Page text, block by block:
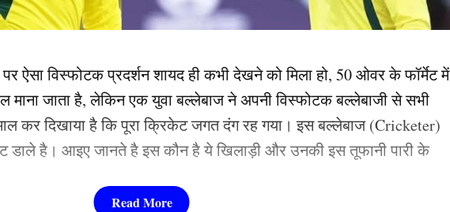
ऐसा विस्फोटक प्रदर्शन शायद ही कभी देखने को मिला हो, 50 ओवर के फॉर्मेट में
माना जाता है, लेकिन एक युवा बल्लेबाज ने अपनी विस्फोटक बल्लेबाजी से सभी
कर दिखाया है कि पूरा क्रिकेट जगत दंग रह गया। इस बल्लेबाज (Cricketer)
डाले है। आइए जानते है इस कौन है ये खिलाड़ी और उनकी इस तूफानी पारी के